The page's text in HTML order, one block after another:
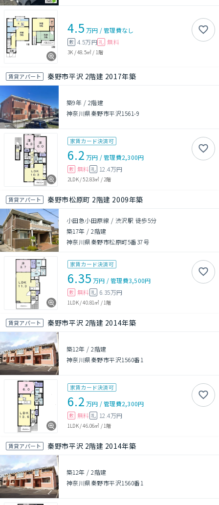
4.5 万円 /管理費なし
敷 4.5万円 礼 無料
3K /48.5㎡ / 1階
賃貸アパート 秦野市平沢 2階建 2017年築
築9年 / 2階建
神奈川県秦野市平沢1561-9
家賃カード決済可
6.2 万円 /管理費2,300円
敷 無料 礼 12.4万円
2LDK/52.83㎡ /2階
賃貸アパート 秦野市松原町 2階建 2009年築
小田急小田原線 / 渋沢駅 徒歩5分
築17年 /2階建
神奈川県秦野市松原町5番37号
家賃カード決済可
6.35 万円 /管理費3,500円
敷 無料 礼 6.35万円
1LDK/40.81㎡ /1階
賃貸アパート 秦野市平沢 2階建 2014年築
築12年 /2階建
神奈川県秦野市平沢1560番1
家賃カード決済可
6.2 万円 /管理費2,300円
敷 無料 礼 12.4万円
1LDK/46.06㎡ /1階
賃貸アパート 秦野市平沢 2階建 2014年築
築12年 /2階建
神奈川県秦野市平沢1560番1